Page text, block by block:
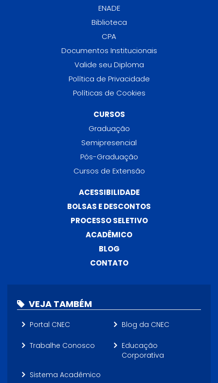
ENADE
Biblioteca
CPA
Documentos Institucionais
Valide seu Diploma
Política de Privacidade
Políticas de Cookies
CURSOS
Graduação
Semipresencial
Pós-Graduação
Cursos de Extensão
ACESSIBILIDADE
BOLSAS E DESCONTOS
PROCESSO SELETIVO
ACADÊMICO
BLOG
CONTATO
VEJA TAMBÉM
Portal CNEC Blog da CNEC
Trabalhe Conosco
Educação
Corporativa
Sistema Acadêmico